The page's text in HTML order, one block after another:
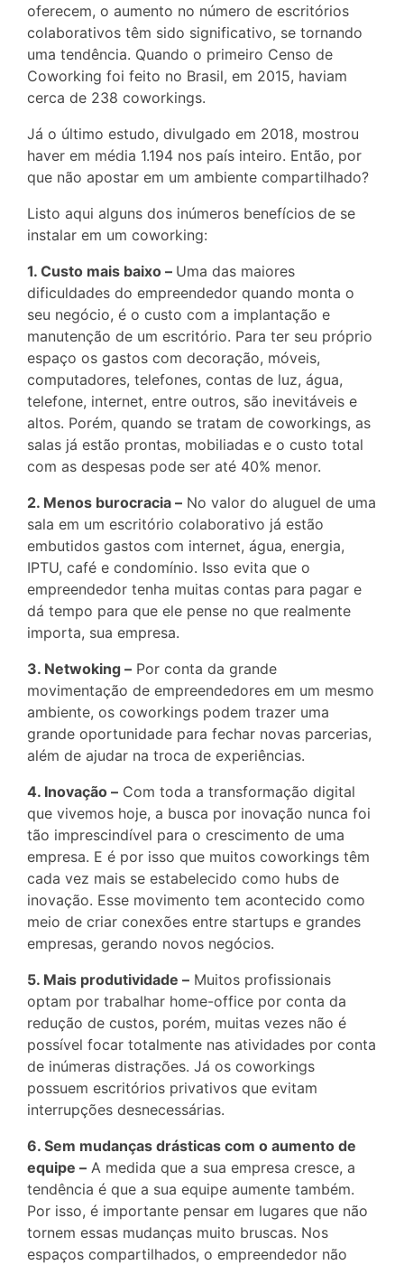
oferecem, o aumento no número de escritórios
colaborativos têm sido significativo, se tornando
uma tendência. Quando o primeiro Censo de
Coworking foi feito no Brasil, em 2015, haviam
cerca de 238 coworkings.
Já o último estudo, divulgado em 2018, mostrou
haver em média 1.194 nos país inteiro. Então, por
que não apostar em um ambiente compartilhado?
Listo aqui alguns dos inúmeros benefícios de se
instalar em um coworking:
1. Custo mais baixo – Uma das maiores
dificuldades do empreendedor quando monta o
seu negócio, é o custo com a implantação e
manutenção de um escritório. Para ter seu próprio
espaço os gastos com decoração, móveis,
computadores, telefones, contas de luz, água,
telefone, internet, entre outros, são inevitáveis e
altos. Porém, quando se tratam de coworkings, as
salas já estão prontas, mobiliadas e o custo total
com as despesas pode ser até 40% menor.
2. Menos burocracia – No valor do aluguel de uma
sala em um escritório colaborativo já estão
embutidos gastos com internet, água, energia,
IPTU, café e condomínio. Isso evita que o
empreendedor tenha muitas contas para pagar e
dá tempo para que ele pense no que realmente
importa, sua empresa.
3. Netwoking – Por conta da grande
movimentação de empreendedores em um mesmo
ambiente, os coworkings podem trazer uma
grande oportunidade para fechar novas parcerias,
além de ajudar na troca de experiências.
4. Inovação – Com toda a transformação digital
que vivemos hoje, a busca por inovação nunca foi
tão imprescindível para o crescimento de uma
empresa. E é por isso que muitos coworkings têm
cada vez mais se estabelecido como hubs de
inovação. Esse movimento tem acontecido como
meio de criar conexões entre startups e grandes
empresas, gerando novos negócios.
5. Mais produtividade – Muitos profissionais
optam por trabalhar home-office por conta da
redução de custos, porém, muitas vezes não é
possível focar totalmente nas atividades por conta
de inúmeras distrações. Já os coworkings
possuem escritórios privativos que evitam
interrupções desnecessárias.
6. Sem mudanças drásticas com o aumento de
equipe – A medida que a sua empresa cresce, a
tendência é que a sua equipe aumente também.
Por isso, é importante pensar em lugares que não
tornem essas mudanças muito bruscas. Nos
espaços compartilhados, o empreendedor não